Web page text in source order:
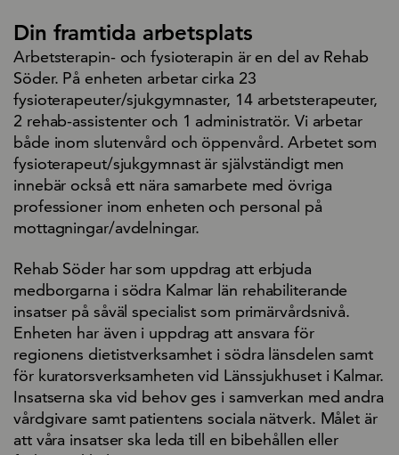
Din framtida arbetsplats
Arbetsterapin- och fysioterapin är en del av Rehab
Söder. På enheten arbetar cirka 23
fysioterapeuter/sjukgymnaster, 14 arbetsterapeuter,
2 rehab-assistenter och 1 administratör. Vi arbetar
både inom slutenvård och öppenvård. Arbetet som
fysioterapeut/sjukgymnast är självständigt men
innebär också ett nära samarbete med övriga
professioner inom enheten och personal på
mottagningar/avdelningar.
Rehab Söder har som uppdrag att erbjuda
medborgarna i södra Kalmar län rehabiliterande
insatser på såväl specialist som primärvårdsnivå.
Enheten har även i uppdrag att ansvara för
regionens dietistverksamhet i södra länsdelen samt
för kuratorsverksamheten vid Länssjukhuset i Kalmar.
Insatserna ska vid behov ges i samverkan med andra
vårdgivare samt patientens sociala nätverk. Målet är
att våra insatser ska leda till en bibehållen eller